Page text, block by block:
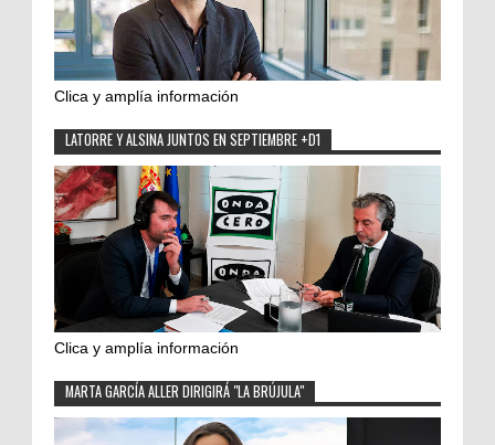
Clica y amplía información
LATORRE Y ALSINA JUNTOS EN SEPTIEMBRE +D1
Clica y amplía información
MARTA GARCÍA ALLER DIRIGIRÁ "LA BRÚJULA"